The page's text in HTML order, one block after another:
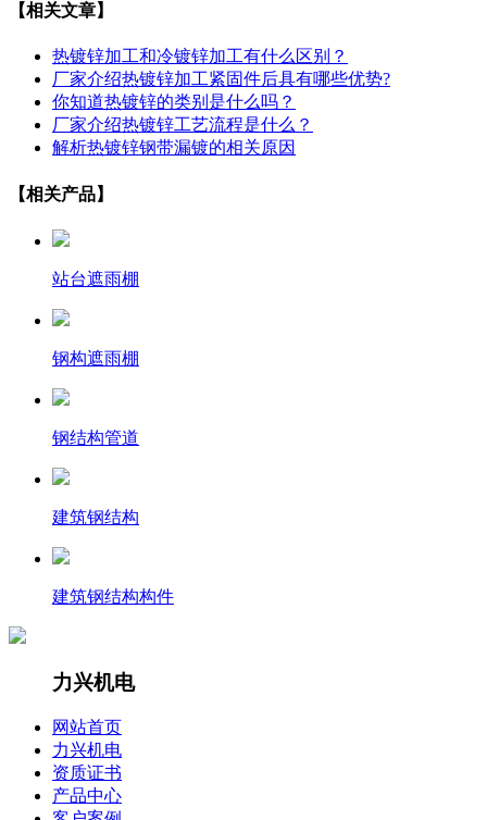
【相关文章】
热镀锌加工和冷镀锌加工有什么区别？
厂家介绍热镀锌加工紧固件后具有哪些优势?
你知道热镀锌的类别是什么吗？
厂家介绍热镀锌工艺流程是什么？
解析热镀锌钢带漏镀的相关原因
【相关产品】
站台遮雨棚
钢构遮雨棚
钢结构管道
建筑钢结构
建筑钢结构构件
力兴机电
网站首页
力兴机电
资质证书
产品中心